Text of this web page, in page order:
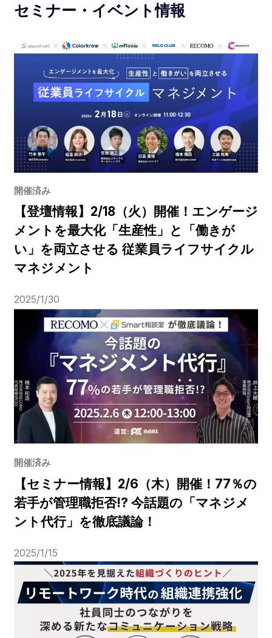
セミナー・イベント情報
開催済み
【登壇情報】2/18（火）開催！エンゲージ
メントを最大化「生産性」と「働きが
い」を両立させる 従業員ライフサイクル
マネジメント
2025/1/30
開催済み
【セミナー情報】2/6（木）開催！77％の
若手が管理職拒否!? 今話題の「マネジメ
ント代行」を徹底議論！
2025/1/15